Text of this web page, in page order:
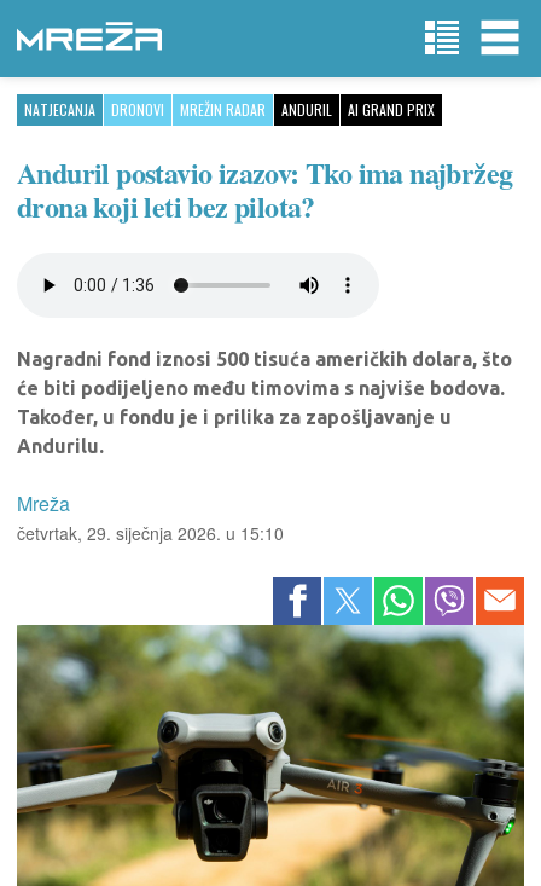
NATJECANJA DRONOVI MREŽIN RADAR ANDURIL AI GRAND PRIX
Anduril postavio izazov: Tko ima najbržeg
drona koji leti bez pilota?
Nagradni fond iznosi 500 tisuća američkih dolara, što
će biti podijeljeno među timovima s najviše bodova.
Također, u fondu je i prilika za zapošljavanje u
Andurilu.
Mreža
četvrtak, 29. siječnja 2026. u 15:10